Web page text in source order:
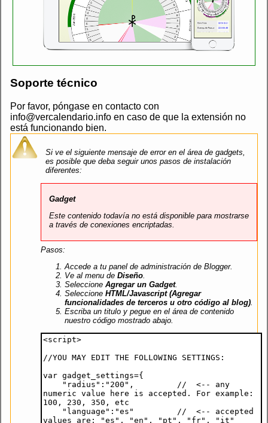
Soporte técnico
Por favor, póngase en contacto con
info@vercalendario.info en caso de que la extensión no
está funcionando bien.
Si ve el siguiente mensaje de error en el área de gadgets,
es posible que deba seguir unos pasos de instalación
diferentes:
Gadget
Este contenido todavía no está disponible para mostrarse
a través de conexiones encriptadas.
Pasos:
Accede a tu panel de administración de Blogger.
Ve al menu de Diseño.
Seleccione Agregar un Gadget.
Seleccione HTML/Javascript (Agregar
funcionalidades de terceros u otro código al blog).
Escriba un titulo y pegue en el área de contenido
nuestro código mostrado abajo.